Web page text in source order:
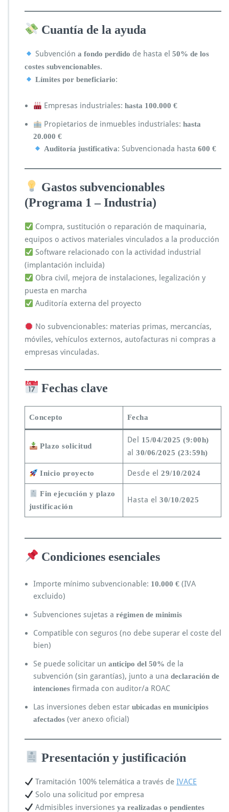
Cuantía de la ayuda
Subvencióna fondo perdido de hasta el50% de los
costes subvencionables.
Límites por beneficiario:
Empresas industriales:hasta 100.000 €
Propietarios de inmuebles industriales:hasta
20.000 €
Auditoría justificativa: Subvencionada hasta600 €
Gastos subvencionables
(Programa 1 – Industria)
Compra, sustitución o reparación de maquinaria,
equipos o activos materiales vinculados a la producción
Software relacionado con la actividad industrial
(implantación incluida)
Obra civil, mejora de instalaciones, legalización y
puesta en marcha
Auditoría externa del proyecto
No subvencionables: materias primas, mercancías,
móviles, vehículos externos, autofacturas ni compras a
empresas vinculadas.
Fechas clave
Concepto Fecha
Plazo solicitud
Del 15/04/2025 (9:00h)
al 30/06/2025 (23:59h)
Inicio proyecto Desde el 29/10/2024
Fin ejecución y plazo
justificación
Hasta el 30/10/2025
Condiciones esenciales
Importe mínimo subvencionable: 10.000 € (IVA
excluido)
Subvenciones sujetas a régimen de minimis
Compatible con seguros (no debe superar el coste del
bien)
Se puede solicitar un anticipo del 50% de la
subvención (sin garantías), junto a una declaración de
intenciones firmada con auditor/a ROAC
Las inversiones deben estar ubicadas en municipios
afectados (ver anexo oficial)
Presentación y justificación
Tramitación 100% telemática a través deIVACE
Solo una solicitud por empresa
Admisibles inversionesya realizadas o pendientes